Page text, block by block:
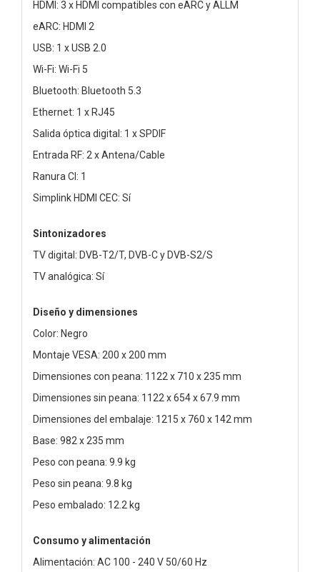
HDMI: 3 x HDMI compatibles con eARC y ALLM
eARC: HDMI 2
USB: 1 x USB 2.0
Wi-Fi: Wi-Fi 5
Bluetooth: Bluetooth 5.3
Ethernet: 1 x RJ45
Salida óptica digital: 1 x SPDIF
Entrada RF: 2 x Antena/Cable
Ranura CI: 1
Simplink HDMI CEC: Sí
Sintonizadores
TV digital: DVB-T2/T, DVB-C y DVB-S2/S
TV analógica: Sí
Diseño y dimensiones
Color: Negro
Montaje VESA: 200 x 200 mm
Dimensiones con peana: 1122 x 710 x 235 mm
Dimensiones sin peana: 1122 x 654 x 67.9 mm
Dimensiones del embalaje: 1215 x 760 x 142 mm
Base: 982 x 235 mm
Peso con peana: 9.9 kg
Peso sin peana: 9.8 kg
Peso embalado: 12.2 kg
Consumo y alimentación
Alimentación: AC 100 - 240 V 50/60 Hz